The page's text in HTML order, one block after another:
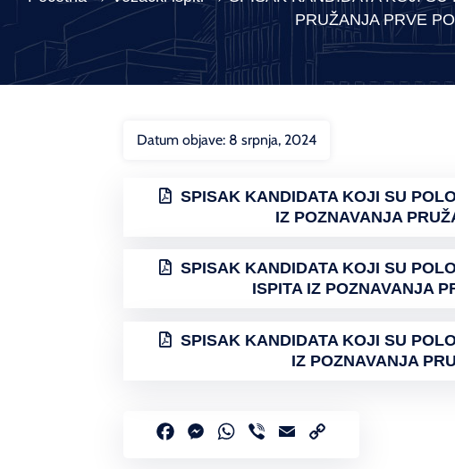
PRUŽANJA PRVE
Datum objave: 8 srpnja, 2024
SPISAK KANDIDATA KOJI SU
IZ POZNAVANJA
SPISAK KANDIDATA KOJI SU
ISPITA IZ POZNAVANJA
SPISAK KANDIDATA KOJI SU
IZ POZNAVANJA
FacebookMessenger
WhatsApp
Viber Email